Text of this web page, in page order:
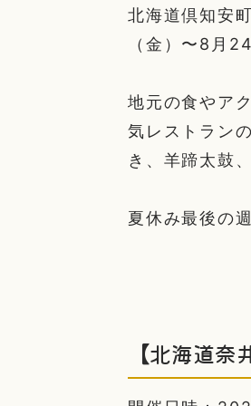
北海道倶知安
（金）〜8月
地元の食やア
気レストラン
き、羊蹄太鼓
夏休み最後の
【北海道